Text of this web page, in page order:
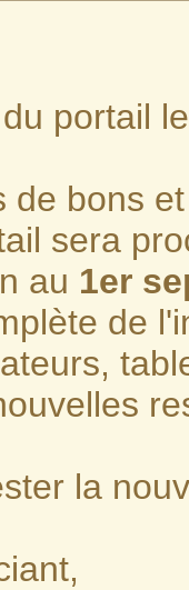
portail
de bons
sera
au 1er
de
la